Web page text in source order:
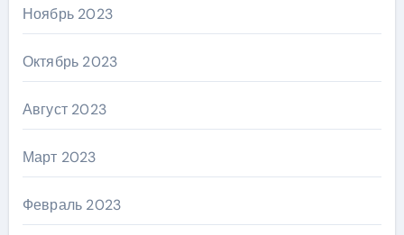
Ноябрь 2023
Октябрь 2023
Август 2023
Март 2023
Февраль 2023